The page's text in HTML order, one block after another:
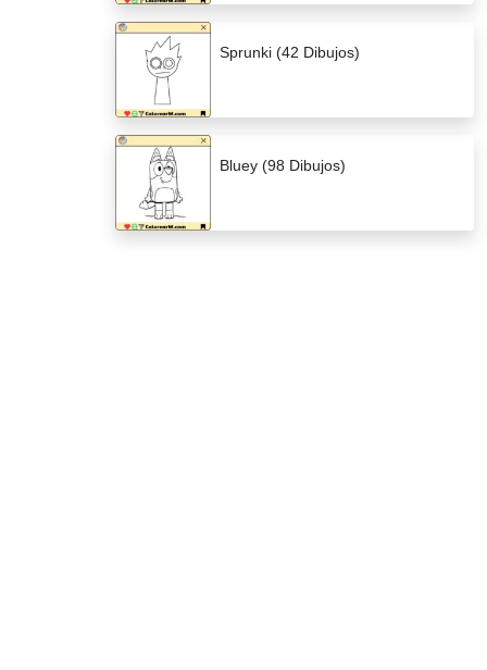
Sprunki (42 Dibujos)
Bluey (98 Dibujos)